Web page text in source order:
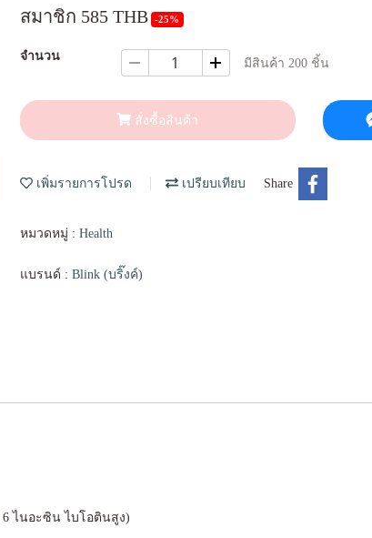
สมาชิก 585 THB -25%
จำนวน
มีสินค้า 200 ชิ้น
สั่งซื้อสินค้า
เพิ่มรายการโปรด เปรียบเทียบ Share
หมวดหมู่ : Health
แบรนด์ : Blink (บริ๊งค์)
6 ไนอะซิน ไบโอตินสูง)